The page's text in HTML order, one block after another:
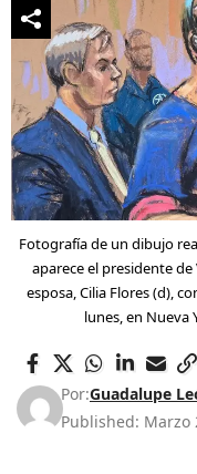
Fotografía de un dibujo
aparece el presidente
esposa, Cilia Flores (d),
lunes, en Nueva
Por:Guadalupe
Published: Marzo